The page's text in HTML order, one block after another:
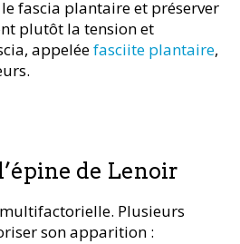
fascia plantaire et préserver
plutôt la tension et
appeléefasciite plantaire,
de Lenoir
multifactorielle. Plusieurs
son apparition :